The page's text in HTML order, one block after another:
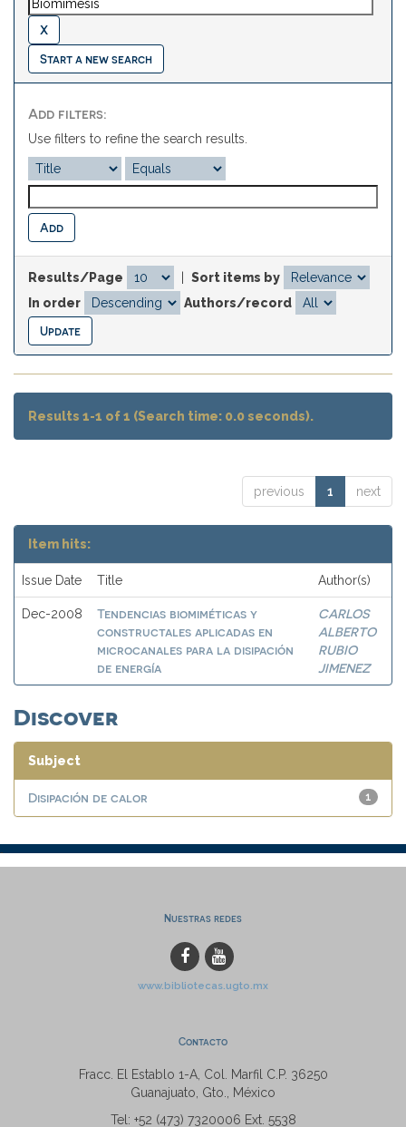
Start a new search
Add filters:
Use filters to refine the search results.
Results/Page
Sort items by
In order
Authors/record
Results 1-1 of 1 (Search time: 0.0 seconds).
previous 1 next
Item hits:
Issue Date Title Author(s)
Dec-2008
Tendencias biomiméticas y
constructales aplicadas en
microcanales para la disipación
de energía
CARLOS
ALBERTO
RUBIO
JIMENEZ
Discover
Subject
1
Disipación de calor
Nuestras redes
www.bibliotecas.ugto.mx
Contacto
Fracc. El Establo 1-A, Col. Marfil C.P. 36250
Guanajuato, Gto., México
Tel: +52 (473) 7320006 Ext. 5538